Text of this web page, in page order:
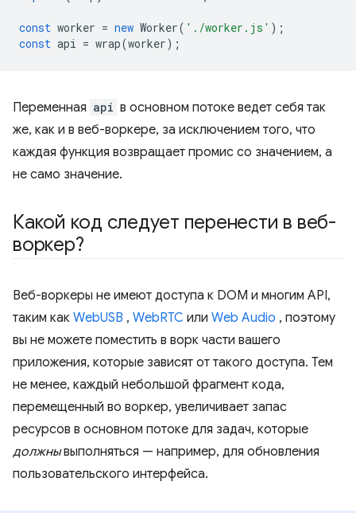
const worker = new Worker( './worker.js' );
const api = wrap(worker);
Переменная api в основном потоке ведет себя так
же, как и в веб-воркере, за исключением того, что
каждая функция возвращает промис со значением, а
не само значение.
Какой код следует перенести в веб-
воркер?
Веб-воркеры не имеют доступа к DOM и многим API,
таким как WebUSB , WebRTC или Web Audio , поэтому
вы не можете поместить в ворк части вашего
приложения, которые зависят от такого доступа. Тем
не менее, каждый небольшой фрагмент кода,
перемещенный во воркер, увеличивает запас
ресурсов в основном потоке для задач, которые
должнывыполняться — например, для обновления
пользовательского интерфейса.